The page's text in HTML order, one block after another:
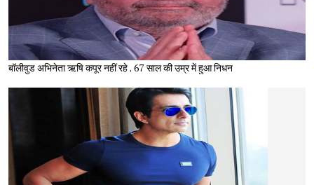
बॉलीवुड अभिनेता ऋषि कपूर नहीं रहे , 67 साल की उम्र में हुआ निधन